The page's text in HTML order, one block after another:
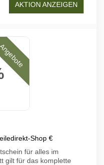
AKTION ANZEIGEN
Shop €
für alles im
gilt für das komplette